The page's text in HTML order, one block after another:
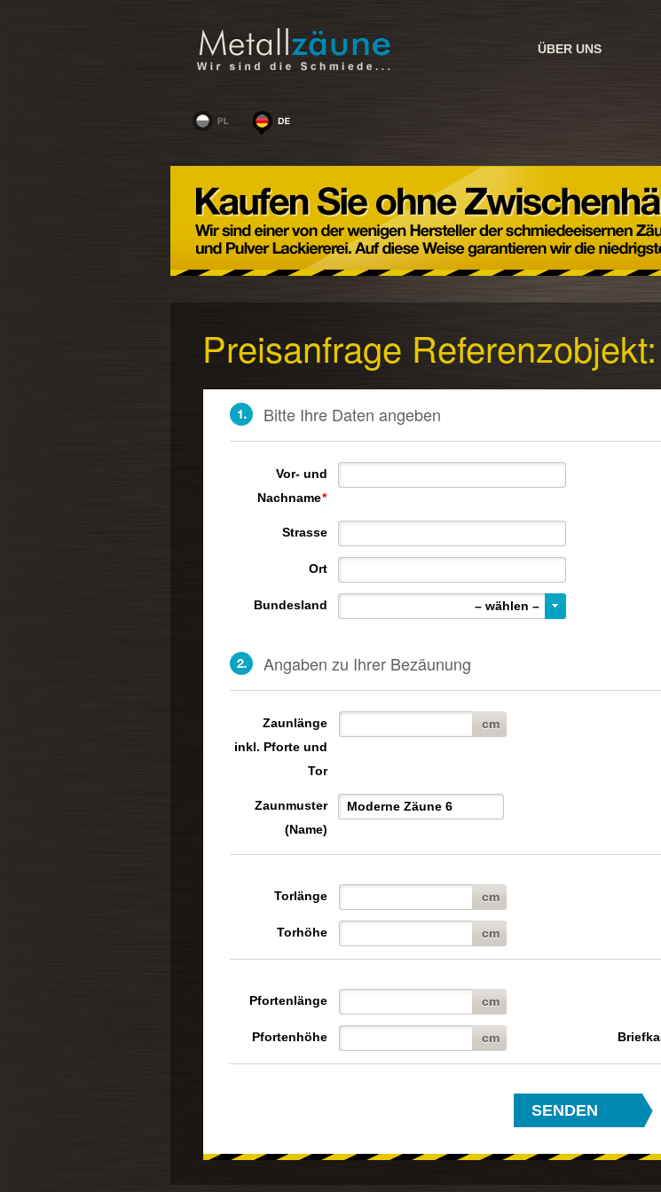
ÜBER UNS
Preisanfrage
Bitte Ihre Daten angeben
Vor- und
Nachname*
Strasse
Ort
Bundesland – wählen –
Angaben zu Ihrer Bezäunung
Zaunlänge
inkl. Pforte und
Tor
cm
Zaunmuster
(Name)
Torlänge cm
Torhöhe cm
Pfortenlänge cm
Pfortenhöhe cm